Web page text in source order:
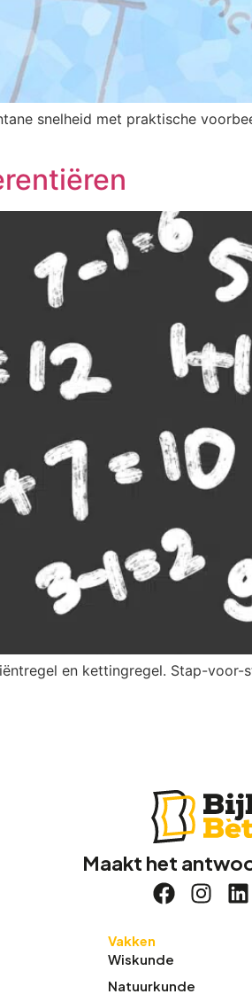
snelheid met praktische
en kettingregel. Stap-
Maakt het
Vakken
Wiskunde
Natuurkunde